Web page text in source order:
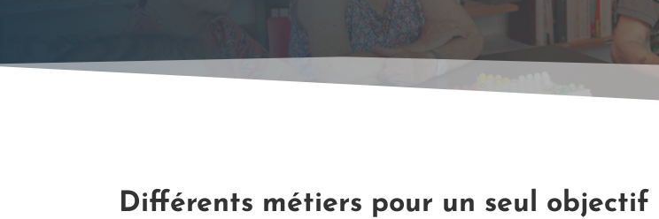
Différents métiers pour un seul objectif